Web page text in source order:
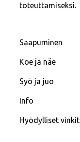
toteuttamiseksi.
Saapuminen
Koe ja näe
Syö ja juo
Info
Hyödylliset vinkit